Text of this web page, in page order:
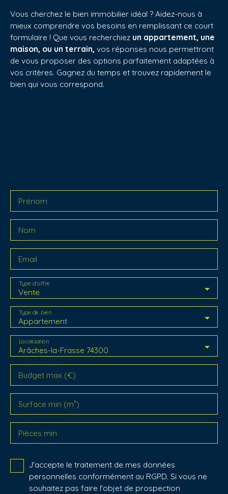
Vous cherchez le bien immobilier idéal ? Aidez-nous à
mieux comprendre vos besoins en remplissant ce court
formulaire ! Que vous recherchiez un appartement, une
maison, ou un terrain, vos réponses nous permettront
de vous proposer des options parfaitement adaptées à
vos critères. Gagnez du temps et trouvez rapidement le
bien qui vous correspond.
Prénom
Nom
Email
Vente
Type d'offre
Appartement
Type de bien
Arâches-la-Frasse 74300
Localisation
Budget max (€)
Surface min (m²)
Pièces min
J'accepte le traitement de mes données
personnelles conformément au RGPD. Si vous ne
souhaitez pas faire l'objet de prospection